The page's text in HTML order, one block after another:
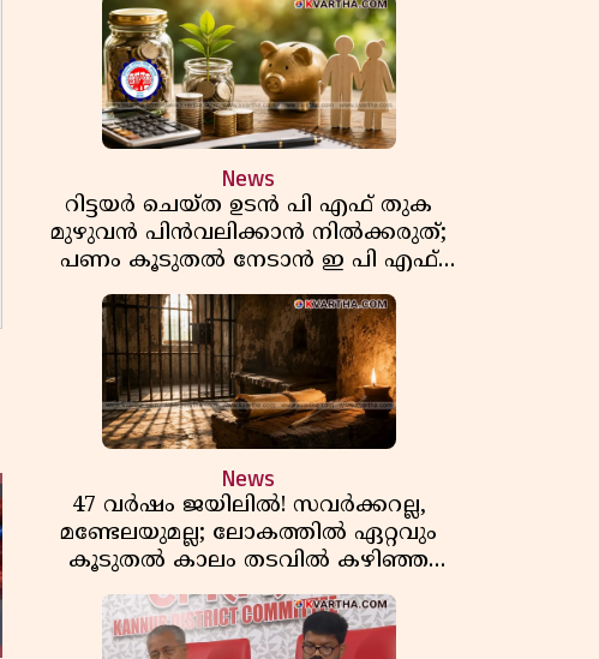
News
റിട്ടയർ ചെയ്ത ഉടൻ പി എഫ് തുക
മുഴുവൻ പിൻവലിക്കാൻ നിൽക്കരുത്;
പണം കൂടുതൽ നേടാൻ ഇ പി എഫ്
ഒയുടെ നിയമം അറിയാം
News
47 വർഷം ജയിലിൽ! സവർക്കറല്ല,
മണ്ടേലയുമല്ല; ലോകത്തിൽ ഏറ്റവും
കൂടുതൽ കാലം തടവിൽ കഴിഞ്ഞ
രാഷ്ട്രീയ തടവുകാരൻ ഇദ്ദേഹം! ഒരു
ഇന്ത്യൻ സ്വാതന്ത്ര്യസമര സേനാനിയുടെ
വേറിട്ട കഥ